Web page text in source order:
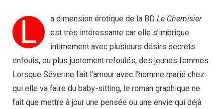
L a dimension érotique de la BD Le Chemisier
est très intéressante car elle s’imbrique
intimement avec plusieurs désirs secrets
enfouis, ou plus justement refoulés, des jeunes femmes.
Lorsque Séverine fait l’amour avec l’homme marié chez
qui elle va faire du baby-sitting, le roman graphique ne
fait que mettre à jour une pensée ou une envie qui déjà